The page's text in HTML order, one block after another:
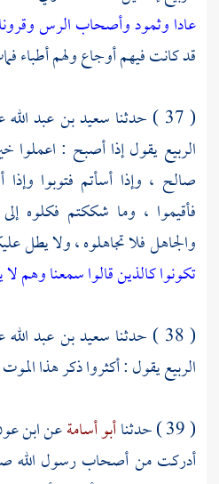
عادا وثمود وأصحاب الرس
قد كانت فيهم أوجاع ولهم أطباء
( 37 ) حدثنا
سعيد بن عبد الله
الربيع يقول إذا أصبح : اعملوا
صالح ، وإذا أسأتم فتوبوا
فأقيموا ، وما شككتم فكلوه
والجاهل فلا تجاهلوه ، ولا يطل
تكونوا كالذين قالوا سمعنا وهم
( 38 ) حدثنا
سعيد بن عبد الله
الربيعيقول : أكثروا ذكر هذا
( 39 ) حدثنا
أبو أسامةعنابن
أدركت من أصحاب رسول الله